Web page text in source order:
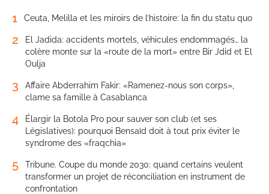
1 Ceuta, Melilla et les miroirs de l’histoire: la fin du statu quo
2
El Jadida: accidents mortels, véhicules endommagés… la
colère monte sur la «route de la mort» entre Bir Jdid et El
Oulja
3
Affaire Abderrahim Fakir: «Ramenez-nous son corps»,
clame sa famille à Casablanca
4
Élargir la Botola Pro pour sauver son club (et ses
Législatives): pourquoi Bensaïd doit à tout prix éviter le
syndrome des «fraqchia»
5
Tribune. Coupe du monde 2030: quand certains veulent
transformer un projet de réconciliation en instrument de
confrontation